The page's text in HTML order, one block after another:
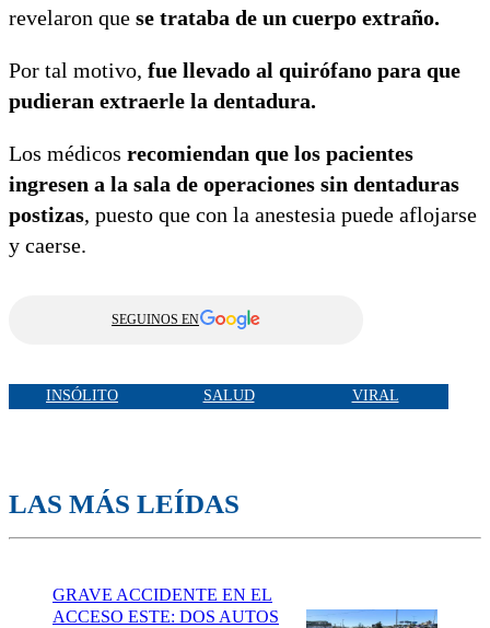
revelaron que se trataba de un cuerpo extraño.
Por tal motivo, fue llevado al quirófano para que
pudieran extraerle la dentadura.
Los médicos recomiendan que los pacientes
ingresen a la sala de operaciones sin dentaduras
postizas, puesto que con la anestesia puede aflojarse
y caerse.
SEGUINOS EN
INSÓLITO SALUD VIRAL
LAS MÁS LEÍDAS
GRAVE ACCIDENTE EN EL
ACCESO ESTE: DOS AUTOS